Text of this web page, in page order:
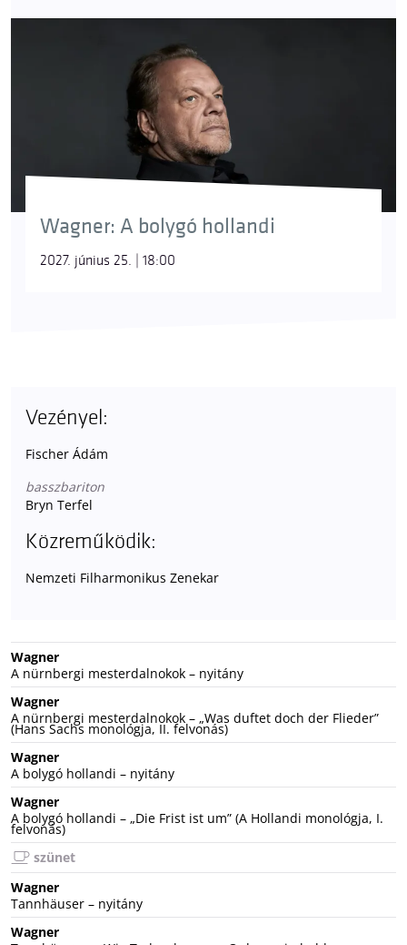
Wagner: A bolygó hollandi
2027. június 25. | 18:00
Vezényel:
Fischer Ádám
basszbariton
Bryn Terfel
Közreműködik:
Nemzeti Filharmonikus Zenekar
Wagner
A nürnbergi mesterdalnokok – nyitány
Wagner
A nürnbergi mesterdalnokok – „Was duftet doch der Flieder”
(Hans Sachs monológja, II. felvonás)
Wagner
A bolygó hollandi – nyitány
Wagner
A bolygó hollandi – „Die Frist ist um” (A Hollandi monológja, I.
felvonás)
szünet
Wagner
Tannhäuser – nyitány
Wagner